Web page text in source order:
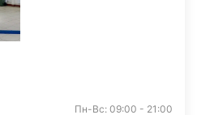
Пн-Вс: 09:00 - 21:00